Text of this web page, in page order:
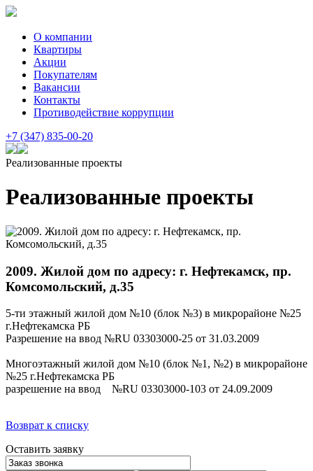
О компании
Квартиры
Акции
Покупателям
Вакансии
Контакты
Противодействие коррупции
+7 (347) 835-00-20
Реализованные проекты
Реализованные проекты
2009. Жилой дом по адресу: г. Нефтекамск, пр.
Комсомольский, д.35
5-ти этажный жилой дом №10 (блок №3) в микрорайоне №25
г.Нефтекамска РБ
Разрешение на ввод №RU 03303000-25 от 31.03.2009
Многоэтажный жилой дом №10 (блок №1, №2) в микрорайоне
№25 г.Нефтекамска РБ
разрешение на ввод №RU 03303000-103 от 24.09.2009
Возврат к списку
Оставить заявку